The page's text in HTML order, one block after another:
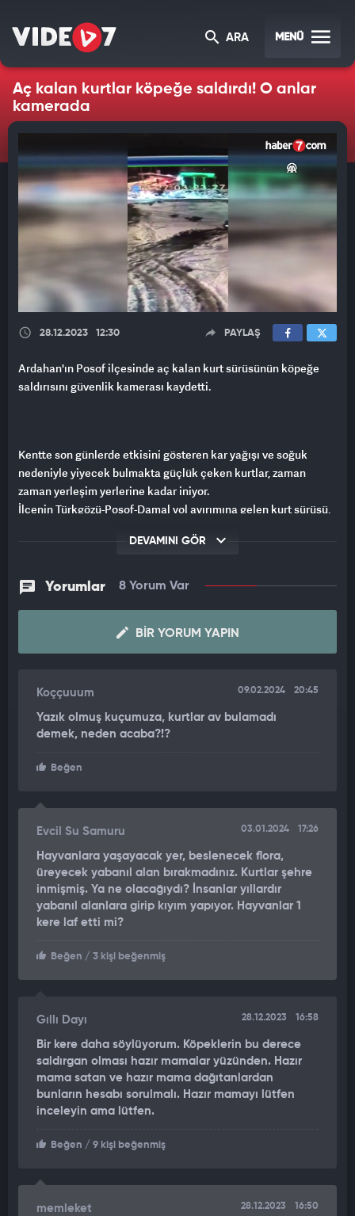
ARA MENÜ
Aç kalan kurtlar köpeğe saldırdı! O anlar
kamerada
28.12.2023 12:30 PAYLAŞ
Ardahan'ın Posof ilçesinde aç kalan kurt sürüsünün köpeğe
saldırısını güvenlik kamerası kaydetti.
Kentte son günlerde etkisini gösteren kar yağışı ve soğuk
nedeniyle yiyecek bulmakta güçlük çeken kurtlar, zaman
zaman yerleşim yerlerine kadar iniyor.
İlçenin Türkgözü-Posof-Damal yol ayırımına gelen kurt sürüsü,
çıkarması ve başka köpeklerin de bölgeye gelmesiyle kurt
sürüsü uzaklaştı.
Baltacı, kalabalık kurt sürüsünü gece yarısı geç saatlerde fark
ettiğini belirterek, erken davranıp çıkardığı sesle köpeğini
kurtardığını söyledi.
DEVAMINI GÖR
Yorumlar 8 Yorum Var
BIR YORUM YAPIN
Koççuuum 09.02.2024 20:45
Yazık olmuş kuçumuza, kurtlar av bulamadı
demek, neden acaba?!?
Beğen
Evcil Su Samuru 03.01.2024 17:26
Hayvanlara yaşayacak yer, beslenecek flora,
üreyecek yabanıl alan bırakmadınız. Kurtlar şehre
inmişmiş. Ya ne olacağıydı? İnsanlar yıllardır
yabanıl alanlara girip kıyım yapıyor. Hayvanlar 1
kere laf etti mi?
Beğen / 3 kişi beğenmiş
Gıllı Dayı 28.12.2023 16:58
Bir kere daha söylüyorum. Köpeklerin bu derece
saldırgan olması hazır mamalar yüzünden. Hazır
mama satan ve hazır mama dağıtanlardan
bunların hesabı sorulmalı. Hazır mamayı lütfen
inceleyin ama lütfen.
Beğen / 9 kişi beğenmiş
memleket 28.12.2023 16:50